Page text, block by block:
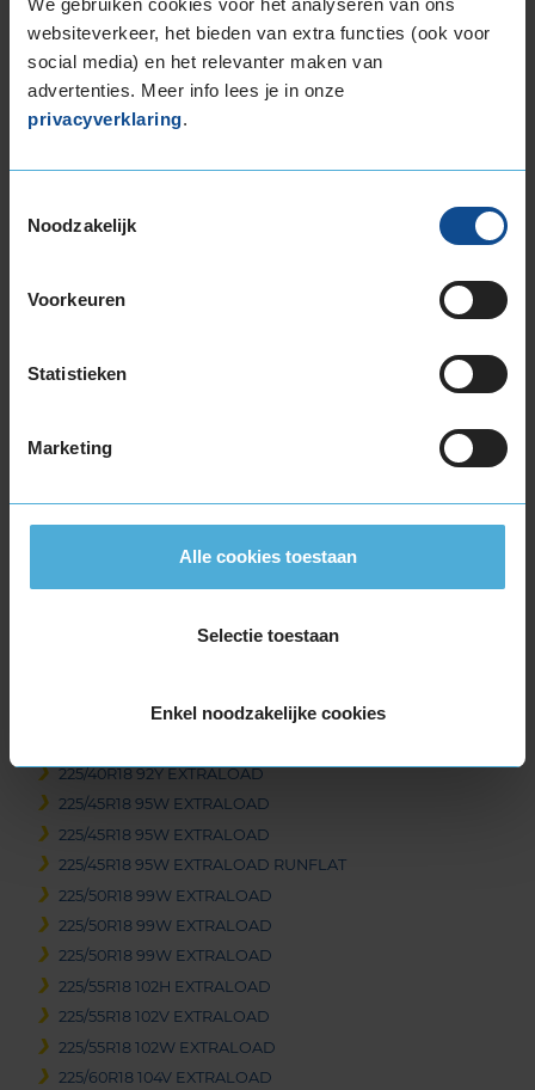
We gebruiken cookies voor het analyseren van ons
websiteverkeer, het bieden van extra functies (ook voor
social media) en het relevanter maken van
advertenties. Meer info lees je in onze
privacyverklaring.
Noodzakelijk
Voorkeuren
Statistieken
Marketing
Alle cookies toestaan
Selectie toestaan
Enkel noodzakelijke cookies
225/50R17 98W EXTRALOAD RUNFLAT
225/55R17 101W EXTRALOAD
225/55R17 101Y EXTRALOAD
225/55R17 97T EXTRALOAD
225/60R17 103V EXTRALOAD
235/55R17 103Y EXTRALOAD
235/55R17 99H
235/65R17 108W EXTRALOAD
195/55R18 93H EXTRALOAD
215/40R18 89W EXTRALOAD
215/40R18 89W EXTRALOAD
215/55R18 99V EXTRALOAD
225/40R18 92Y EXTRALOAD
225/45R18 95W EXTRALOAD
225/45R18 95W EXTRALOAD
225/45R18 95W EXTRALOAD RUNFLAT
225/50R18 99W EXTRALOAD
225/50R18 99W EXTRALOAD
225/50R18 99W EXTRALOAD
225/55R18 102H EXTRALOAD
225/55R18 102V EXTRALOAD
225/55R18 102W EXTRALOAD
225/60R18 104V EXTRALOAD